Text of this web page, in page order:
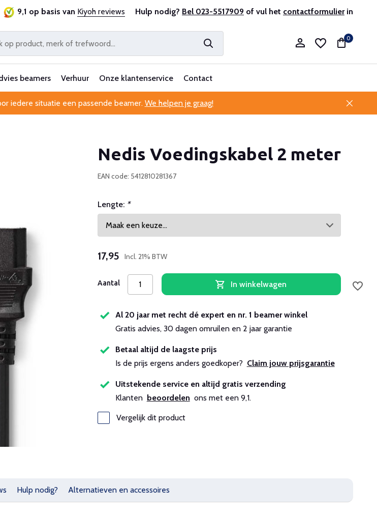
prijsgarantie Al 25 jaar betrouwbaar en ervaren Professionele klantenservice
9,1 op basis van Kiyoh reviews Hulp nodig? Bel 023-5517909 of vul het contactformulierin
Account aanmaken
0
beamers Verhuur Onze klantenservice Contact
iedere situatie een passende beamer. We helpen je graag!
Nedis Voedingskabel 2 meter
EAN code: 5412810281367
Lengte: *
17,95 Incl. 21% BTW
Aantal In winkelwagen
Al 20 jaar met recht dé expert en nr. 1 beamer winkel
Gratis advies, 30 dagen omruilen en 2 jaar garantie
Betaal altijd de laagste prijs
Is de prijs ergens anders goedkoper? Claim jouw prijsgarantie
Uitstekende service en altijd gratis verzending
Klanten beoordelen ons met een 9,1.
Vergelijk dit product
Hulp nodig? Alternatieven en accessoires